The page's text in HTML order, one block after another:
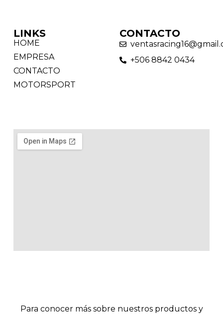
Para conocer más sobre nuestros productos y
LINKS
HOME
EMPRESA
CONTACTO
MOTORSPORT
CONTACTO
+506 8842 0434